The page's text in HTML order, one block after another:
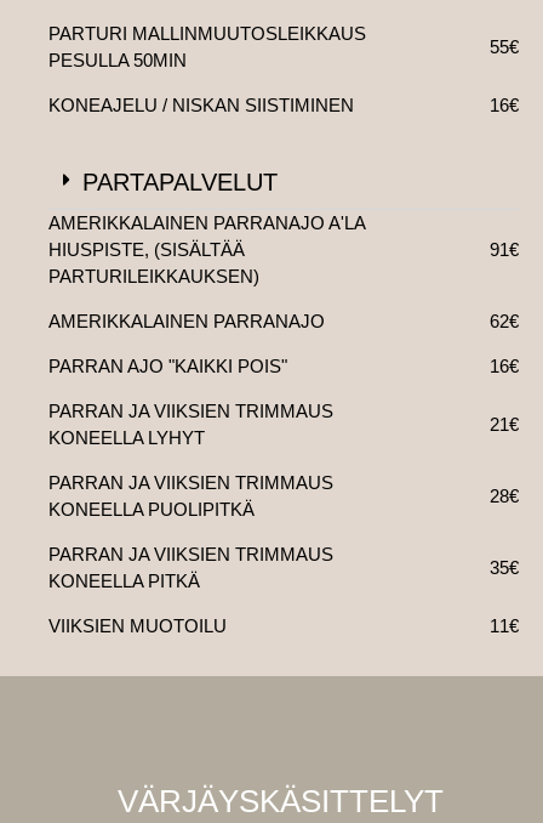
PARTURI MALLINMUUTOSLEIKKAUS
PESULLA 50MIN
55€
KONEAJELU / NISKAN SIISTIMINEN 16€
PARTAPALVELUT
AMERIKKALAINEN PARRANAJO A'LA
HIUSPISTE, (SISÄLTÄÄ
PARTURILEIKKAUKSEN)
91€
AMERIKKALAINEN PARRANAJO 62€
PARRAN AJO "KAIKKI POIS" 16€
PARRAN JA VIIKSIEN TRIMMAUS
KONEELLA LYHYT
21€
PARRAN JA VIIKSIEN TRIMMAUS
KONEELLA PUOLIPITKÄ
28€
PARRAN JA VIIKSIEN TRIMMAUS
KONEELLA PITKÄ
35€
VIIKSIEN MUOTOILU 11€
VÄRJÄYSKÄSITTELYT